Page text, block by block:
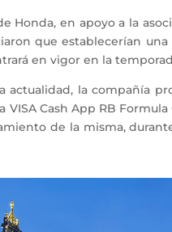
Honda, en apoyo a la
que establecerían
en vigor en la
actualidad, la compañía
Cash App RB
de la misma,